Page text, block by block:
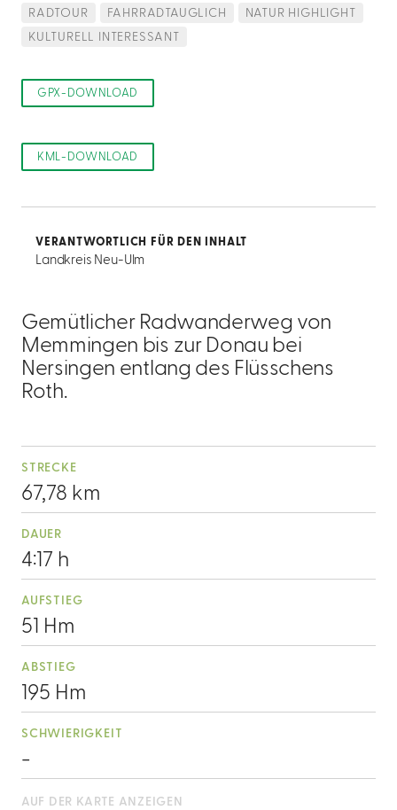
Gemütlicher Radwanderweg von
Memmingen bis zur Donau bei
Nersingen entlang des Flüsschens
Roth.
STRECKE
67,78 km
DAUER
4:17 h
AUFSTIEG
51 Hm
ABSTIEG
195 Hm
SCHWIERIGKEIT
-
AUF DER KARTE ANZEIGEN
RADTOUR FAHRRADTAUGLICH
NATUR HIGHLIGHT
KULTURELL INTERESSANT
GPX-DOWNLOAD
KML-DOWNLOAD
VERANTWORTLICH FÜR DEN INHALT
Landkreis Neu-Ulm